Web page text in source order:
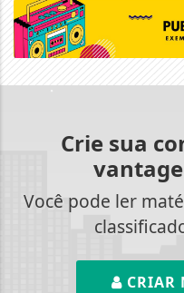
Crie sua
Você pode ler
CRIAR